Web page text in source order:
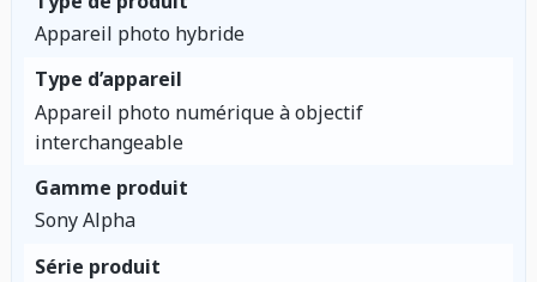
Appareil photo hybride
Type d’appareil
Appareil photo numérique à objectif
interchangeable
Gamme produit
Sony Alpha
Série produit